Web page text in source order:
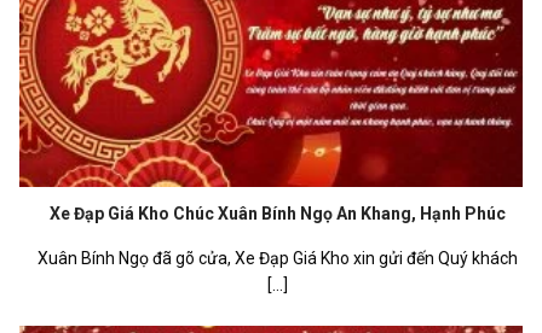
Xe Đạp Giá Kho Chúc Xuân Bính Ngọ An Khang, Hạnh Phúc
Xuân Bính Ngọ đã gõ cửa, Xe Đạp Giá Kho xin gửi đến Quý khách
[...]